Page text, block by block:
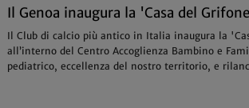
Il Genoa inaugura la 'Casa del
Il Club di calcio più antico in Italia inaugura la
all’interno del Centro Accoglienza Bambino e
pediatrico, eccellenza del nostro territorio, e